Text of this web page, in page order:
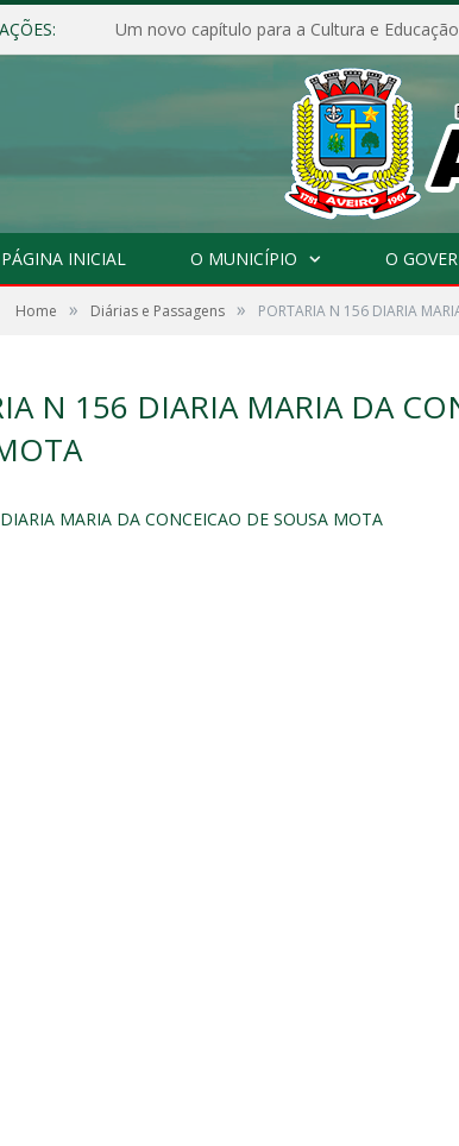
Um novo capítulo para a Cultura e
PÁGINA INICIAL O MUNICÍPIO O
Home » Diárias e Passagens » PORTARIA N 156 DIARIA
N 156 DIARIA MARIA DA
MARIA DA CONCEICAO DE SOUSA MOTA